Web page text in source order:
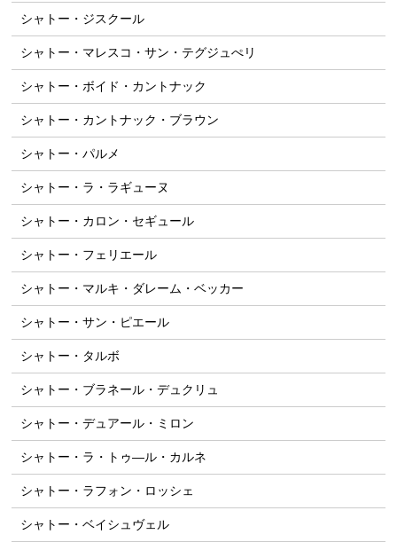
シャトー・ジスクール
シャトー・マレスコ・サン・テグジュぺリ
シャトー・ボイド・カントナック
シャトー・カントナック・ブラウン
シャトー・パルメ
シャトー・ラ・ラギューヌ
シャトー・カロン・セギュール
シャトー・フェリエール
シャトー・マルキ・ダレーム・ベッカー
シャトー・サン・ピエール
シャトー・タルボ
シャトー・ブラネール・デュクリュ
シャトー・デュアール・ミロン
シャトー・ラ・トゥ―ル・カルネ
シャトー・ラフォン・ロッシェ
シャトー・ベイシュヴェル